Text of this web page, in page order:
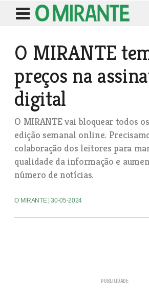
O MIRANTE
preços na
digital
O MIRANTE vai bloquear todos
edição semanal online.
colaboração dos leitores para
qualidade da informação e
número de notícias.
O MIRANTE | 30-05-2024